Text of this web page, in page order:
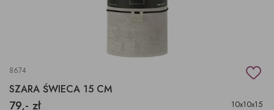
8674
SZARA ŚWIECA 15 CM
79,- zł 10x10x15